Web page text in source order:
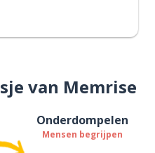
van Memrise
Onderdompelen
Mensen begrijpen